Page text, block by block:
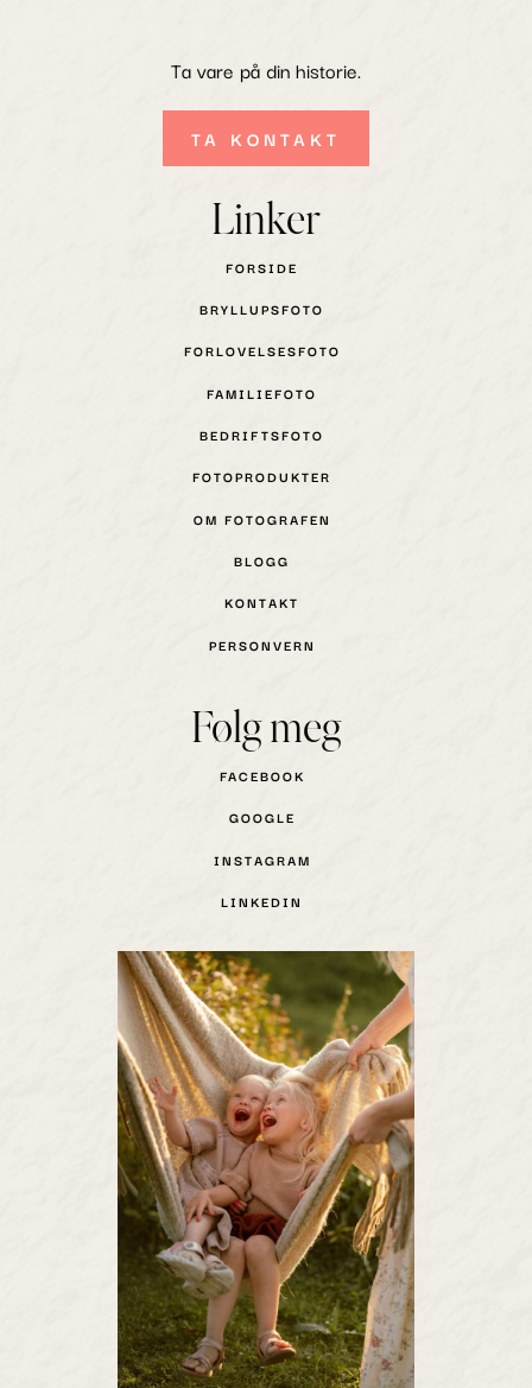
Ta vare på din historie.
TA KONTAKT
Linker
FORSIDE
BRYLLUPSFOTO
FORLOVELSESFOTO
FAMILIEFOTO
BEDRIFTSFOTO
FOTOPRODUKTER
OM FOTOGRAFEN
BLOGG
KONTAKT
PERSONVERN
Følg meg
FACEBOOK
GOOGLE
INSTAGRAM
LINKEDIN